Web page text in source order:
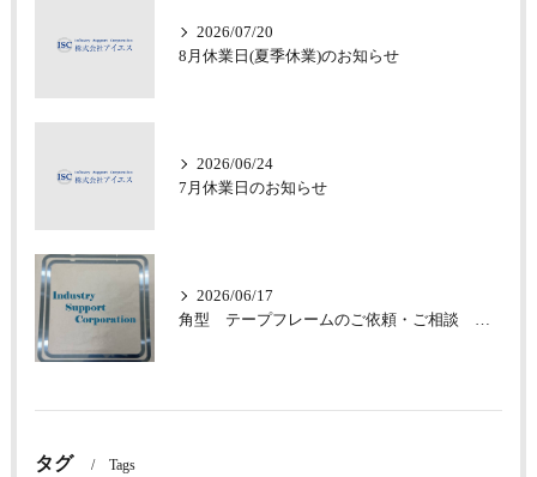
2026/07/20
8月休業日(夏季休業)のお知らせ
2026/06/24
7月休業日のお知らせ
2026/06/17
角型 テープフレームのご依頼・ご相談 承っております
タグ Tags